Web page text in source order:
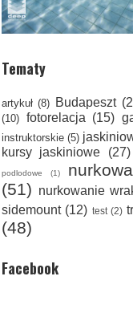
Tematy
artykuł (8) Budapeszt
(10)
fotorelacja (15)
instruktorskie (5)
kursy jaskiniowe (27)
podlodowe (1)
(51) nurkowanie
sidemount (12) test (2)
(48)
Facebook